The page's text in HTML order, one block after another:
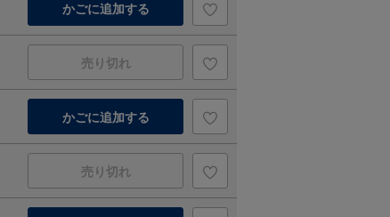
かごに追加する
売り切れ
かごに追加する
売り切れ